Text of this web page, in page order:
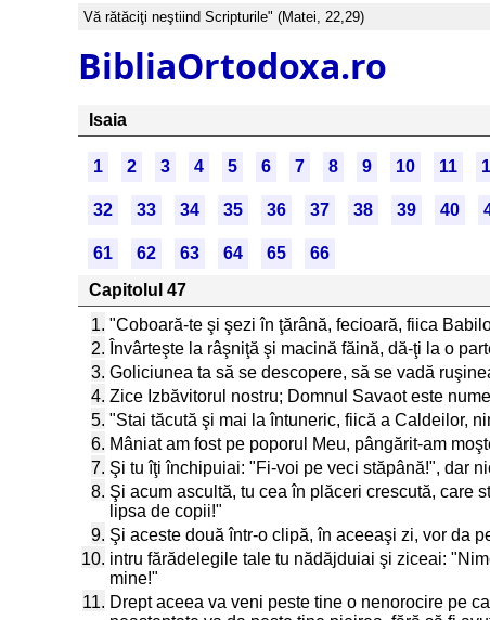
Vă rătăciţi neştiind Scripturile" (Matei, 22,29)
BibliaOrtodoxa.ro
Isaia
1 2 3 4 5 6 7 8 9 10 11
32 33 34 35 36 37 38 39 40
61 62 63 64 65
66
Capitolul 47
1. "Coboară-te şi şezi în ţărână, fecioară, fiica
2. Învârteşte la râşniţă şi macină făină, dă-ţi la o
3. Goliciunea ta să se descopere, să se vadă
4. Zice Izbăvitorul nostru; Domnul Savaot este
5. "Stai tăcută şi mai la întuneric, fiică a Caldeilor,
6. Mâniat am fost pe poporul Meu, pângărit-am
7. Şi tu îţi închipuiai: "Fi-voi pe veci stăpână!", dar
8. Şi acum ascultă, tu cea în plăceri crescută, care
lipsa de copii!"
9. Şi aceste două într-o clipă, în aceeaşi zi, vor da
10. intru fărădelegile tale tu nădăjduiai şi ziceai:
mine!"
11. Drept aceea va veni peste tine o nenorocire pe